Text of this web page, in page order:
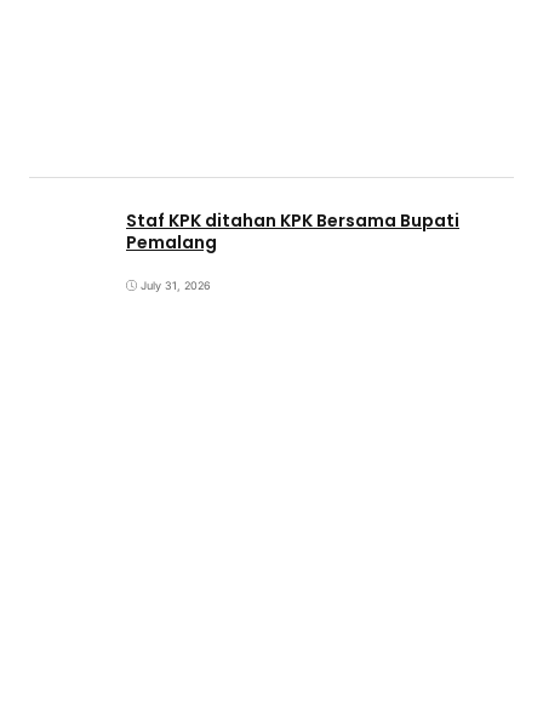
Staf KPK ditahan KPK Bersama Bupati
Pemalang
July 31, 2026